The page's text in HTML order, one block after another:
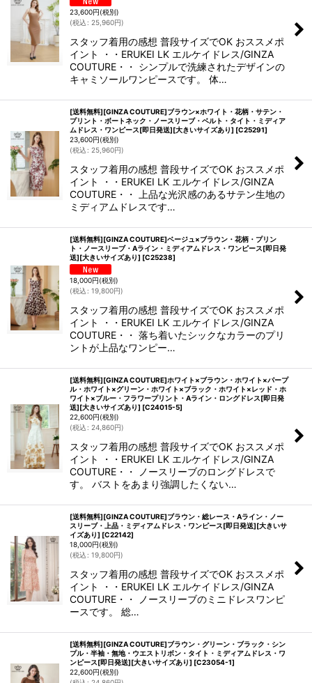
23,600円(税別)
(税込 : 25,960円)
スタッフ着用の感想 普段サイズでOK おススメポ
イント ・・ERUKEI LK エルケイドレス/GINZA
COUTURE・・ シンプルで洗練されたデザインの
キャミソールワンピースです。 体…
[送料無料][GINZA COUTURE]ブラウン×ホワイト・花柄・サテン・
プリント・ボートネック・ノースリーブ・ベルト・タイト・ミディア
ムドレス・ワンピース[即日発送][大きいサイズあり] [C25291]
23,600円(税別)
(税込 : 25,960円)
スタッフ着用の感想 普段サイズでOK おススメポ
イント ・・ERUKEI LK エルケイドレス/GINZA
COUTURE・・ 上品な光沢感のあるサテン生地の
ミディアムドレスです…
[送料無料][GINZA COUTURE]ベージュ×ブラウン・花柄・プリン
ト・ノースリーブ・Aライン・ミディアムドレス・ワンピース[即日発
送][大きいサイズあり] [C25238]
18,000円(税別)
(税込 : 19,800円)
スタッフ着用の感想 普段サイズでOK おススメポ
イント ・・ERUKEI LK エルケイドレス/GINZA
COUTURE・・ 落ち着いたシックなカラーのプリ
ントが上品なワンピー…
[送料無料][GINZA COUTURE]ホワイト×ブラウン・ホワイト×パープ
ル・ホワイト×グリーン・ホワイト×ブラック・ホワイト×レッド・ホ
ワイト×ブルー・フラワープリント・Aライン・ロングドレス[即日発
送][大きいサイズあり] [C24015-5]
22,600円(税別)
(税込 : 24,860円)
スタッフ着用の感想 普段サイズでOK おススメポ
イント ・・ERUKEI LK エルケイドレス/GINZA
COUTURE・・ ノースリーブのロングドレスで
す。 バストをあまり強調したくない…
[送料無料][GINZA COUTURE]ブラウン・総レース・Aライン・ノー
スリーブ・上品・ミディアムドレス・ワンピース[即日発送][大きいサ
イズあり] [C22142]
18,000円(税別)
(税込 : 19,800円)
スタッフ着用の感想 普段サイズでOK おススメポ
イント ・・ERUKEI LK エルケイドレス/GINZA
COUTURE・・ ノースリーブのミニドレスワンピ
ースです。 総…
[送料無料][GINZA COUTURE]ブラウン・グリーン・ブラック・シン
プル・半袖・無地・ウエストリボン・タイト・ミディアムドレス・ワ
ンピース[即日発送][大きいサイズあり] [C23054-1]
22,600円(税別)